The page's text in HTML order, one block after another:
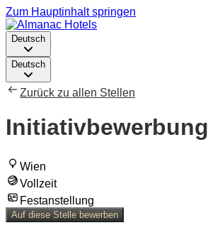
Zum Hauptinhalt springen
Deutsch
Deutsch
Zurück zu allen Stellen
Initiativbewerbung
Wien
Vollzeit
Festanstellung
Auf diese Stelle bewerben